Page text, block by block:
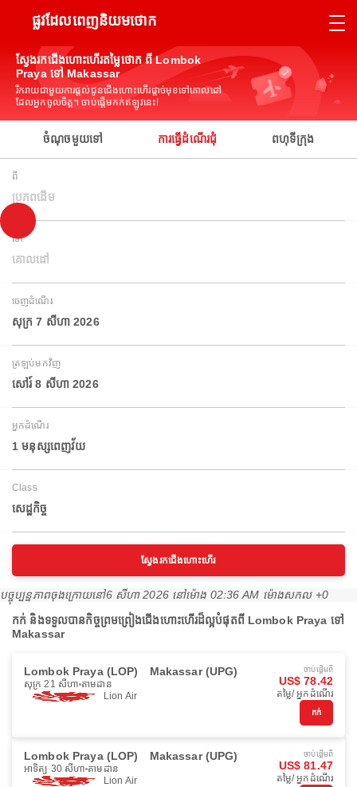
ផ្លូវដែលពេញនិយមថោក
ស្វែងរកជើងហោះហើរតម្លៃថោក ពី Lombok
Praya ទៅ Makassar
រីករាយជាមួយការផ្តល់ជូនជើងហោះហើរផ្តាច់មុខទៅគោលដៅ
ដែលអ្នកចូលចិត្ត។ ចាប់ផ្តើមកក់ឥឡូវនេះ!
ចំណុចមួយទៅ ការធ្វើដំណើរជុំ ពហុទីក្រុង
ពី
ប្រភពដើម
ទៅ
គោលដៅ
ចេញដំណើរ
សុក្រ 7 សីហា 2026
ត្រឡប់មកវិញ
សៅរ៍ 8 សីហា 2026
អ្នកដំណើរ
1 មនុស្សពេញវ័យ
Class
សេដ្ឋកិច្ច
ស្វែងរកជើងហោះហើរ
បច្ចុប្បន្នភាពចុងក្រោយនៅ6 សីហា 2026 នៅ​ម៉ោង 02:36 AM ម៉ោង​សកល +0
កក់ និងទទួលបានកិច្ចព្រមព្រៀងជើងហោះហើរដ៏ល្អបំផុតពី Lombok Praya ទៅ
Makassar
Lombok Praya (LOP) Makassar (UPG)
សុក្រ 21 សីហា តាមដាន
Lion Air
ចាប់ផ្ដើមពី
US$ 78.42
តម្លៃ/ អ្នកដំណើរ
កក់
Lombok Praya (LOP) Makassar (UPG)
អាទិត្យ 30 សីហា តាមដាន
Lion Air
ចាប់ផ្ដើមពី
US$ 81.47
តម្លៃ/ អ្នកដំណើរ